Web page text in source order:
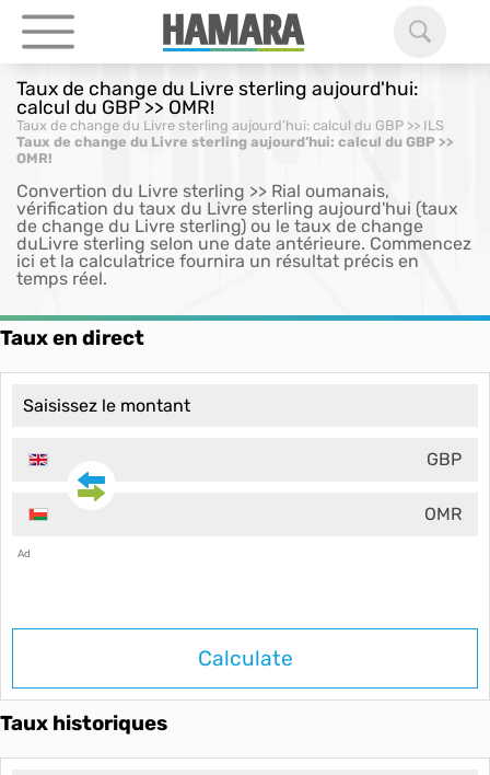
Taux de change du Livre sterling aujourd'hui:
calcul du GBP >> OMR!
Taux de change du Livre sterling aujourd’hui: calcul du GBP >> ILS
Taux de change du Livre sterling aujourd’hui: calcul du GBP >>
OMR!
Convertion du Livre sterling >> Rial oumanais,
vérification du taux du Livre sterling aujourd'hui (taux
de change du Livre sterling) ou le taux de change
duLivre sterling selon une date antérieure. Commencez
ici et la calculatrice fournira un résultat précis en
temps réel.
Taux en direct
GBP
OMR
Ad
Calculate
Taux historiques